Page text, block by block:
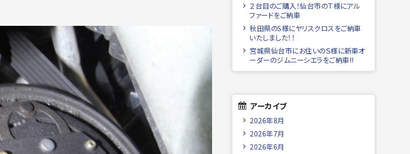
２台目のご購入！仙台市のＴ様にアル
ファードをご納車
秋田県のS様にヤリスクロスをご納車
いたしました！！
宮城県仙台市にお住いのＳ様に新車オ
ーダーのジムニーシエラをご納車!!
アーカイブ
2026年8月
2026年7月
2026年6月